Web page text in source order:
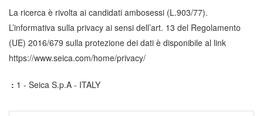
La ricerca è rivolta ai candidati ambosessi (L.903/77).
L’informativa sulla privacy ai sensi dell’art. 13 del Regolamento
(UE) 2016/679 sulla protezione dei dati è disponibile al link
https://www.seica.com/home/privacy/
: 1 - Seica S.p.A - ITALY